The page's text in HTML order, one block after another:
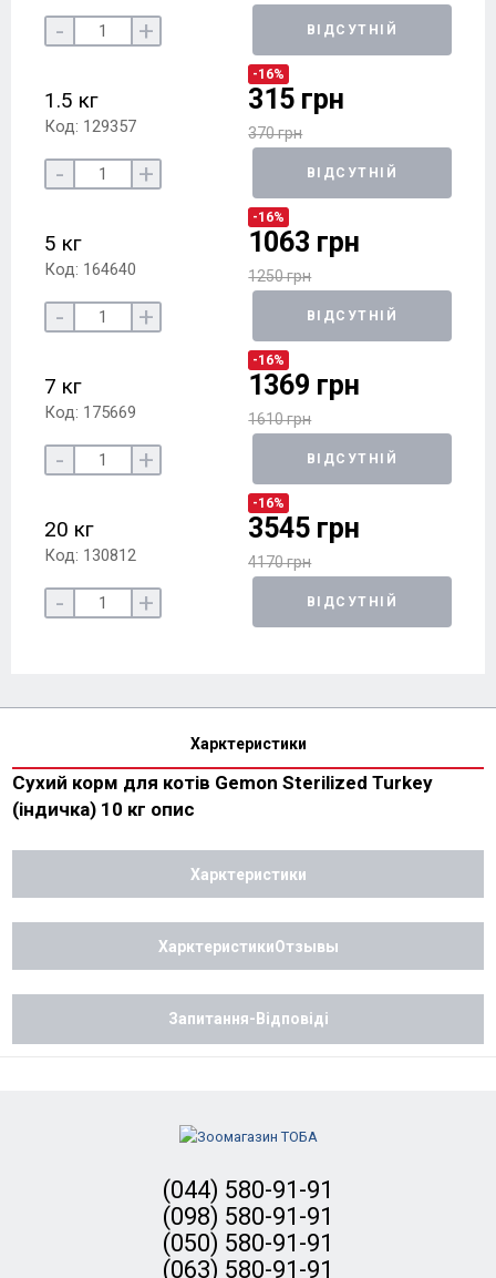
- + ВІДСУТНІЙ
1.5 кг
Код: 129357
-16%
315 грн
370 грн
- + ВІДСУТНІЙ
5 кг
Код: 164640
-16%
1063 грн
1250 грн
- + ВІДСУТНІЙ
7 кг
Код: 175669
-16%
1369 грн
1610 грн
- + ВІДСУТНІЙ
20 кг
Код: 130812
-16%
3545 грн
4170 грн
- + ВІДСУТНІЙ
Харктеристики
Сухий корм для котів Gemon Sterilized Turkey
(індичка) 10 кг опис
Харктеристики
ХарктеристикиОтзывы
Запитання-Відповіді
(044) 580-91-91
(098) 580-91-91
(050) 580-91-91
(063) 580-91-91